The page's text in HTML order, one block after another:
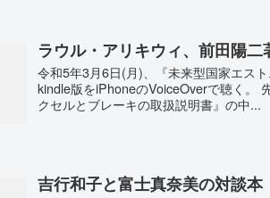
ラウル・アリキウィ、前田陽
令和5年3月6日(月)、『未来型国家エス
kindle版をiPhoneのVoiceOverで聴く。
クセルとブレーキの取扱説明書』の中...
吉行和子と富士真奈美の対談